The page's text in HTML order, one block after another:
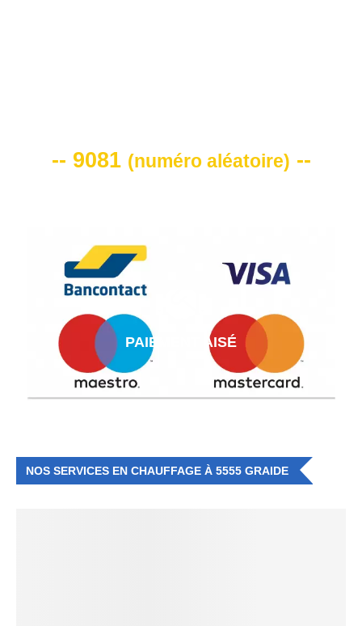
-- 9081 (numéro aléatoire) --
PAIEMENT AISÉ
NOS SERVICES EN CHAUFFAGE À 5555 GRAIDE